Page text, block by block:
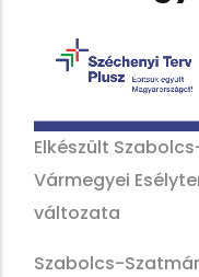
Elkészült
Vármegyei
változata
Szabolcs-